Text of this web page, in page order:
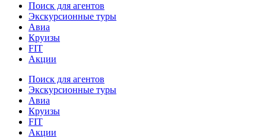
Поиск для агентов
Экскурсионные туры
Авиа
Круизы
FIT
Акции
Поиск для агентов
Экскурсионные туры
Авиа
Круизы
FIT
Акции